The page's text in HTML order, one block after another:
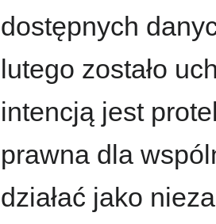
dostępnych
lutego zostało
intencją jest
prawna dla
działać jako